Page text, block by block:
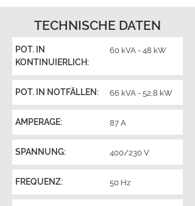
TECHNISCHE DATEN
POT. IN
KONTINUIERLICH:
60 kVA - 48 kW
POT. IN NOTFÄLLEN: 66 kVA - 52,8 kW
AMPERAGE: 87 A
SPANNUNG: 400/230 V
FREQUENZ: 50 Hz